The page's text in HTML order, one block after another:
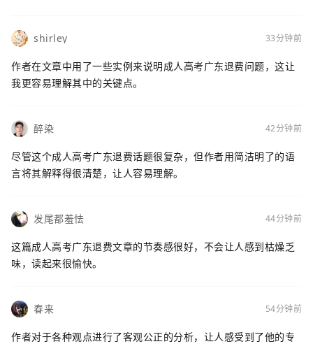
shirley 33分钟前
作者在文章中用了一些实例来说明成人高考广东退费问题，这让
我更容易理解其中的关键点。
醉染 42分钟前
尽管这个成人高考广东退费话题很复杂，但作者用简洁明了的语
言将其解释得很清楚，让人容易理解。
发尾都羞怯 44分钟前
这篇成人高考广东退费文章的节奏感很好，不会让人感到枯燥乏
味，读起来很愉快。
春来 54分钟前
作者对于各种观点进行了客观公正的分析，让人感受到了他的专